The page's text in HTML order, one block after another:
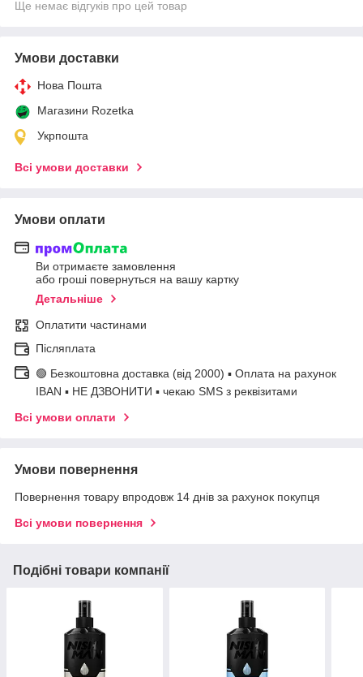
Ще немає відгуків про цей товар
Умови доставки
Нова Пошта
Магазини Rozetka
Укрпошта
Всі умови доставки
Умови оплати
Ви отримаєте замовлення
або гроші повернуться на вашу картку
Детальніше
Оплатити частинами
Післяплата
🟢 Безкоштовна доставка (від 2000) ▪ Оплата на рахунок
IBAN ▪ НЕ ДЗВОНИТИ ▪ чекаю SMS з реквізитами
Всі умови оплати
Умови повернення
Повернення товару впродовж 14 днів за рахунок покупця
Всі умови повернення
Подібні товари компанії